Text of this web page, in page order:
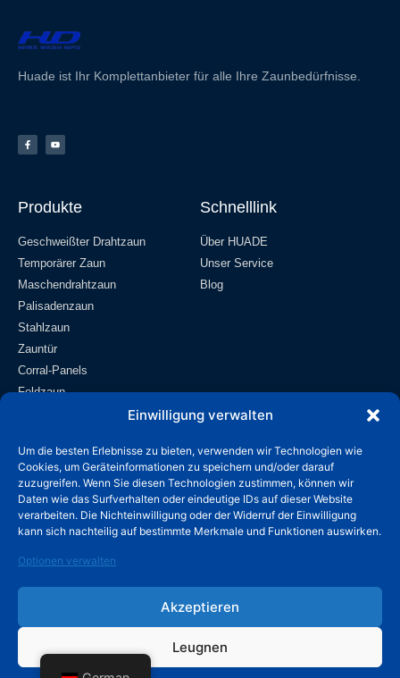
Einwilligung verwalten
Um die besten Erlebnisse zu bieten, verwenden wir Technologien wie
Cookies, um Geräteinformationen zu speichern und/oder darauf
zuzugreifen. Wenn Sie diesen Technologien zustimmen, können wir
Daten wie das Surfverhalten oder eindeutige IDs auf dieser Website
verarbeiten. Die Nichteinwilligung oder der Widerruf der Einwilligung
kann sich nachteilig auf bestimmte Merkmale und Funktionen auswirken.
Optionen verwalten
Akzeptieren
Leugnen
Huade ist Ihr Komplettanbieter für alle Ihre Zaunbedürfnisse.
Produkte
Geschweißter Drahtzaun
Temporärer Zaun
Maschendrahtzaun
Palisadenzaun
Stahlzaun
Zauntür
Corral-Panels
Feldzaun
Schnelllink
Über HUADE
Unser Service
Blog
Kontakt
info@wiremeshmfg.com
+86-180-3192-9999
© Copyright 2026 HUADE Hersteller. Alle Rechte vorbehalten.